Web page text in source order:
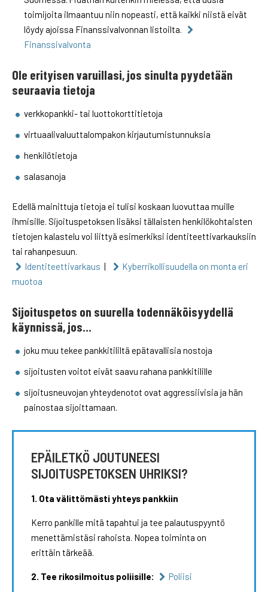
toimijoita ilmaantuu niin nopeasti, että kaikki niistä eivät
löydy ajoissa Finanssivalvonnan listoilta.
Finanssivalvonta
Ole erityisen varuillasi, jos sinulta pyydetään
seuraavia tietoja
verkkopankki- tai luottokorttitietoja
virtuaalivaluuttalompakon kirjautumistunnuksia
henkilötietoja
salasanoja
Edellä mainittuja tietoja ei tulisi koskaan luovuttaa muille
ihmisille. Sijoituspetoksen lisäksi tällaisten henkilökohtaisten
tietojen kalastelu voi liittyä esimerkiksi identiteettivarkauksiin
tai rahanpesuun.
Identiteettivarkaus |
Kyberrikollisuudella on monta eri
muotoa
Sijoituspetos on suurella todennäköisyydellä
käynnissä, jos…
joku muu tekee pankkitililtä epätavallisia nostoja
sijoitusten voitot eivät saavu rahana pankkitilille
sijoitusneuvojan yhteydenotot ovat aggressiivisia ja hän
painostaa sijoittamaan.
EPÄILETKÖ JOUTUNEESI
SIJOITUSPETOKSEN UHRIKSI?
1. Ota välittömästi yhteys pankkiin
Kerro pankille mitä tapahtui ja tee palautuspyyntö
menettämistäsi rahoista. Nopea toiminta on
erittäin tärkeää.
2. Tee rikosilmoitus poliisille: Poliisi